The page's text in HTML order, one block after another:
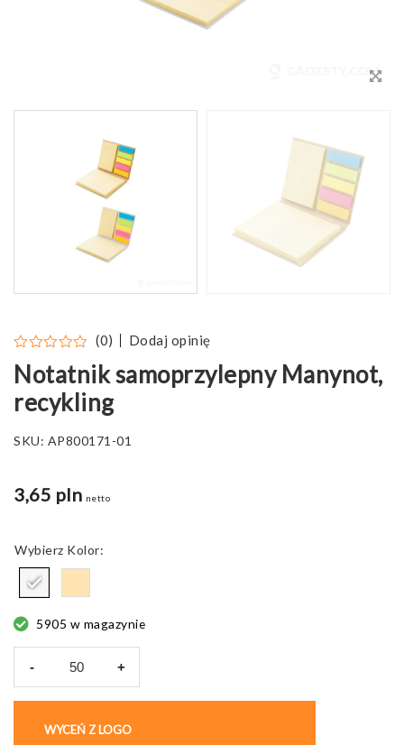
(0) Dodaj opinię
Notatnik samoprzylepny Manynot,
recykling
SKU: AP800171-01
3,65 pln netto
Kolor
5905 w magazynie
-
Manynot,
+
WYCEŃ Z LOGO